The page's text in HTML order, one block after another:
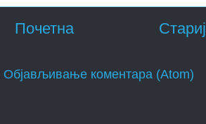
Почетна
Објављивање коментара (Atom)